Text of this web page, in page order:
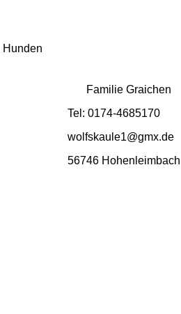
Hunden
Familie Graichen
Tel: 0174-4685170
wolfskaule1@gmx.de
56746 Hohenleimbach